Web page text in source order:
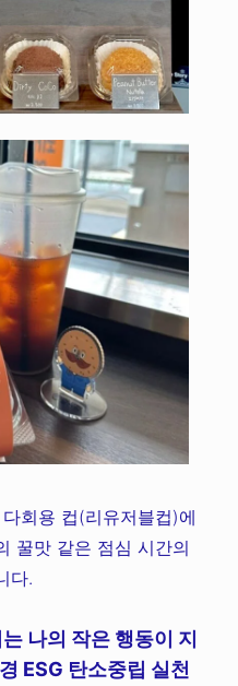
회용 컵(리유저블컵)에
꿀맛 같은 점심 시간의
다.
나의 작은 행동이 지
ESG 탄소중립 실천